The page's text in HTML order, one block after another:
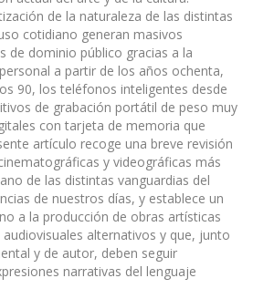
de la naturaleza de las distintas
cotidiano generan masivos
de dominio público gracias a la
a partir de los años ochenta,
90, los teléfonos inteligentes desde
de grabación portátil de peso muy
con tarjeta de memoria que
artículo recoge una breve revisión
y videográficas más
de las distintas vanguardias del
de nuestros días, y establece un
a la producción de obras artísticas
alternativos y que, junto
y de autor, deben seguir
narrativas del lenguaje